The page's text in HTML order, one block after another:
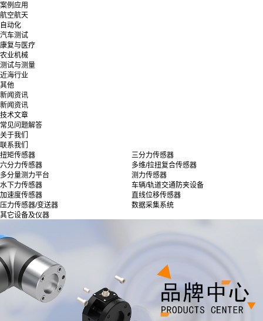
案例应用
航空航天
自动化
汽车测试
康复与医疗
农业机械
测试与测量
近海行业
其他
新闻资讯
新闻资讯
技术文章
常见问题解答
关于我们
联系我们
扭矩传感器
三分力传感器
六分力传感器
多维/拉扭复合传感器
多分量测力平台
测力传感器
水下力传感器
车辆/轨道交通防夹设备
加速度传感器
直线位移传感器
压力传感器/变送器
数据采集系统
其它设备及仪器